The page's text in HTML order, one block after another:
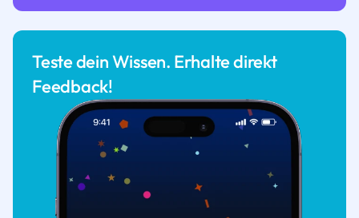
Teste dein Wissen. Erhalte direkt
Feedback!